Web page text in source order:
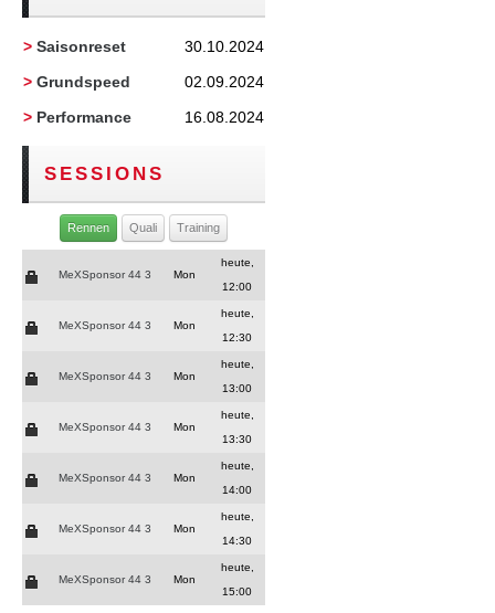
> Saisonreset
30.10.2024
> Grundspeed
02.09.2024
> Performance 16.08.2024
SESSIONS
Rennen Quali Training
MeXSponsor 44 3 Mon
heute,
12:00
MeXSponsor 44 3 Mon
heute,
12:30
MeXSponsor 44 3 Mon
heute,
13:00
MeXSponsor 44 3 Mon
heute,
13:30
MeXSponsor 44 3 Mon
heute,
14:00
MeXSponsor 44 3 Mon
heute,
14:30
MeXSponsor 44 3 Mon
heute,
15:00